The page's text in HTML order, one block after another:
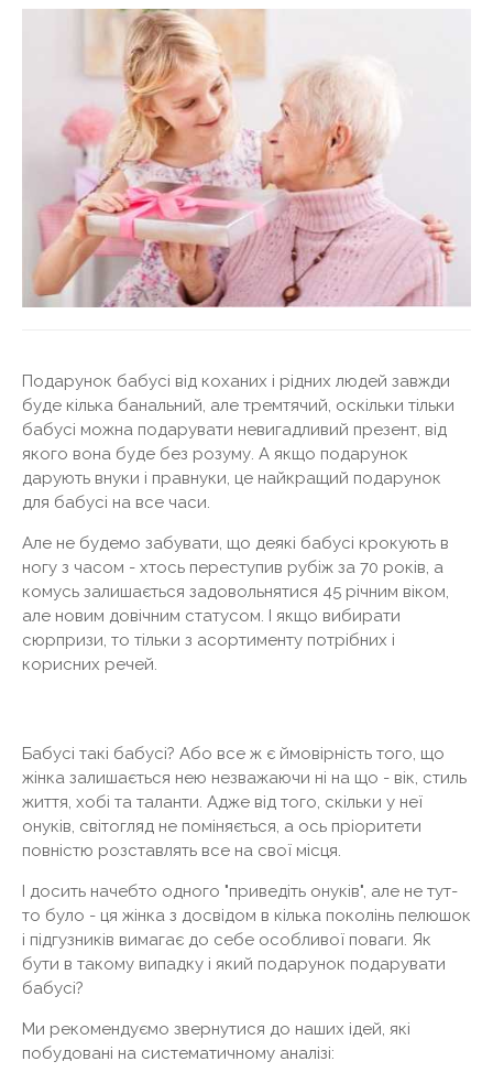
Подарунок бабусі від коханих і рідних людей завжди
буде кілька банальний, але тремтячий, оскільки тільки
бабусі можна подарувати невигадливий презент, від
якого вона буде без розуму. А якщо подарунок
дарують внуки і правнуки, це найкращий подарунок
для бабусі на все часи.
Але не будемо забувати, що деякі бабусі крокують в
ногу з часом - хтось переступив рубіж за 70 років, а
комусь залишається задовольнятися 45 річним віком,
але новим довічним статусом. І якщо вибирати
сюрпризи, то тільки з асортименту потрібних і
корисних речей.
Бабусі такі бабусі? Або все ж є ймовірність того, що
жінка залишається нею незважаючи ні на що - вік, стиль
життя, хобі та таланти. Адже від того, скільки у неї
онуків, світогляд не поміняється, а ось пріоритети
повністю розставлять все на свої місця.
І досить начебто одного "приведіть онуків", але не тут-
то було - ця жінка з досвідом в кілька поколінь пелюшок
і підгузників вимагає до себе особливої ​​поваги. Як
бути в такому випадку і який подарунок подарувати
бабусі?
Ми рекомендуємо звернутися до наших ідей, які
побудовані на систематичному аналізі: